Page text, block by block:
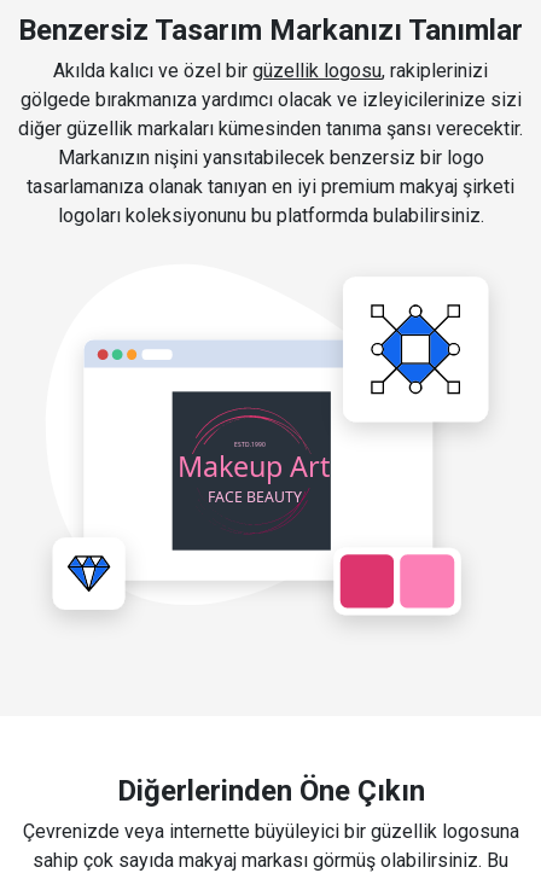
Benzersiz Tasarım Markanızı Tanımlar
Akılda kalıcı ve özel bir güzellik logosu, rakiplerinizi
gölgede bırakmanıza yardımcı olacak ve izleyicilerinize sizi
diğer güzellik markaları kümesinden tanıma şansı verecektir.
Markanızın nişini yansıtabilecek benzersiz bir logo
tasarlamanıza olanak tanıyan en iyi premium makyaj şirketi
logoları koleksiyonunu bu platformda bulabilirsiniz.
Diğerlerinden Öne Çıkın
Çevrenizde veya internette büyüleyici bir güzellik logosuna
sahip çok sayıda makyaj markası görmüş olabilirsiniz. Bu